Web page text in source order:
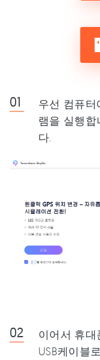
우선 컴퓨터
램을 실행합
다.
이어서 휴대
USB케이블